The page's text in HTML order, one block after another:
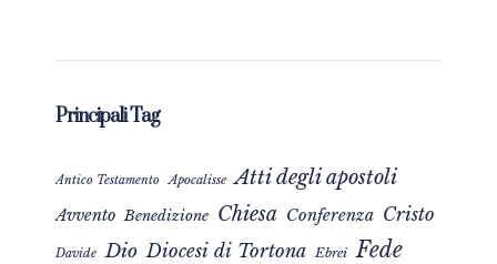
Principali Tag
Antico Testamento Apocalisse Atti degli apostoli
Avvento Benedizione Chiesa Conferenza Cristo
Davide Dio Diocesi di Tortona Ebrei Fede